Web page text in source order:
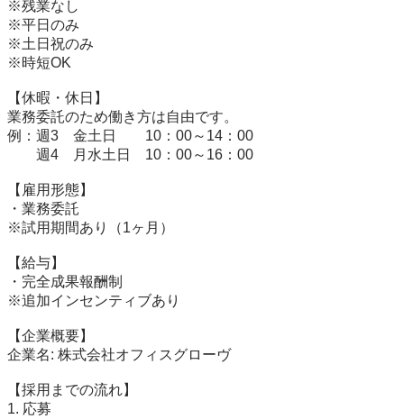
※残業なし
※平日のみ
※土日祝のみ
※時短OK
【休暇・休日】
業務委託のため働き方は自由です。
例：週3　金土日　　10：00～14：00
週4　月水土日　10：00～16：00
【雇用形態】
・業務委託
※試用期間あり（1ヶ月）
【給与】
・完全成果報酬制
※追加インセンティブあり
【企業概要】
企業名: 株式会社オフィスグローヴ
【採用までの流れ】
1. 応募